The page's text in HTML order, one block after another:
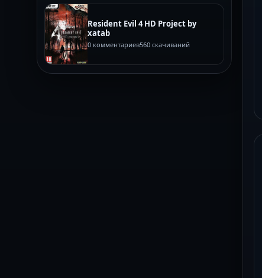
Resident Evil 4 HD Project by
xatab
0 комментариев560 скачиваний